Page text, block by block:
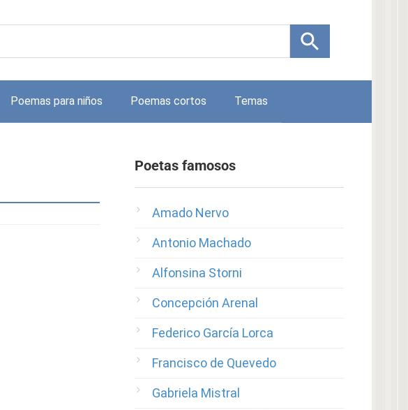
Poemas para niños Poemas cortos Temas
Poetas famosos
Amado Nervo
Antonio Machado
Alfonsina Storni
Concepción Arenal
Federico García Lorca
Francisco de Quevedo
Gabriela Mistral